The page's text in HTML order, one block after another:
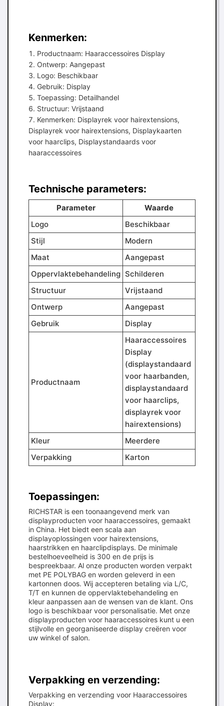
Kenmerken:
Productnaam: Haaraccessoires Display
Ontwerp: Aangepast
Logo: Beschikbaar
Gebruik: Display
Toepassing: Detailhandel
Structuur: Vrijstaand
Kenmerken: Displayrek voor hairextensions,
Displayrek voor hairextensions, Displaykaarten
voor haarclips, Displaystandaards voor
haaraccessoires
Technische parameters:
Parameter
Waarde
Logo
Beschikbaar
Stijl
Modern
Maat
Aangepast
Oppervlaktebehandeling Schilderen
Structuur
Vrijstaand
Ontwerp
Aangepast
Gebruik
Display
Productnaam
Haaraccessoires
Display
(displaystandaard
voor haarbanden,
displaystandaard
voor haarclips,
displayrek voor
hairextensions)
Kleur
Meerdere
Verpakking
Karton
Toepassingen:
RICHSTAR is een toonaangevend merk van
displayproducten voor haaraccessoires, gemaakt
in China. Het biedt een scala aan
displayoplossingen voor hairextensions,
haarstrikken en haarclipdisplays. De minimale
bestelhoeveelheid is 300 en de prijs is
bespreekbaar. Al onze producten worden verpakt
met PE POLYBAG en worden geleverd in een
kartonnen doos. Wij accepteren betaling via L/C,
T/T en kunnen de oppervlaktebehandeling en
kleur aanpassen aan de wensen van de klant. Ons
logo is beschikbaar voor personalisatie. Met onze
displayproducten voor haaraccessoires kunt u een
stijlvolle en georganiseerde display creëren voor
uw winkel of salon.
Verpakking en verzending:
Verpakking en verzending voor Haaraccessoires
Display: